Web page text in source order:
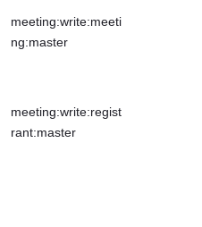
meeting:write:meeti
ng:master
meeting:write:regist
rant:master